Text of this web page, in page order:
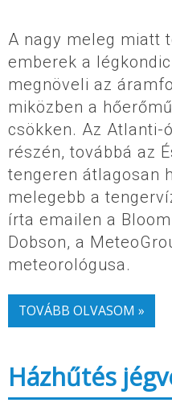
A nagy meleg miatt
emberek a
megnöveli az
miközben a
csökken. Az Atlanti-
részén, továbbá az
tengeren átlagosan
melegebb a
írta emailen a
Dobson, a
meteorológusa.
TOVÁBB OLVASOM »
Házhűtés